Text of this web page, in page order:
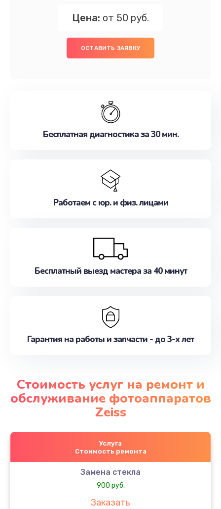
Цена: от 50 руб.
ОСТАВИТЬ ЗАЯВКУ
Бесплатная диагностика за 30 мин.
Работаем с юр. и физ. лицами
Бесплатный выезд мастера за 40 минут
Гарантия на работы и запчасти - до 3-х лет
Стоимость услуг на ремонт и
обслуживание фотоаппаратов
Zeiss
Услуга
Стоимость ремонта
Замена стекла
900 руб.
Заказать